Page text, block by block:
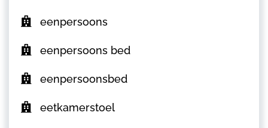
eenpersoons
eenpersoons bed
eenpersoonsbed
eetkamerstoel